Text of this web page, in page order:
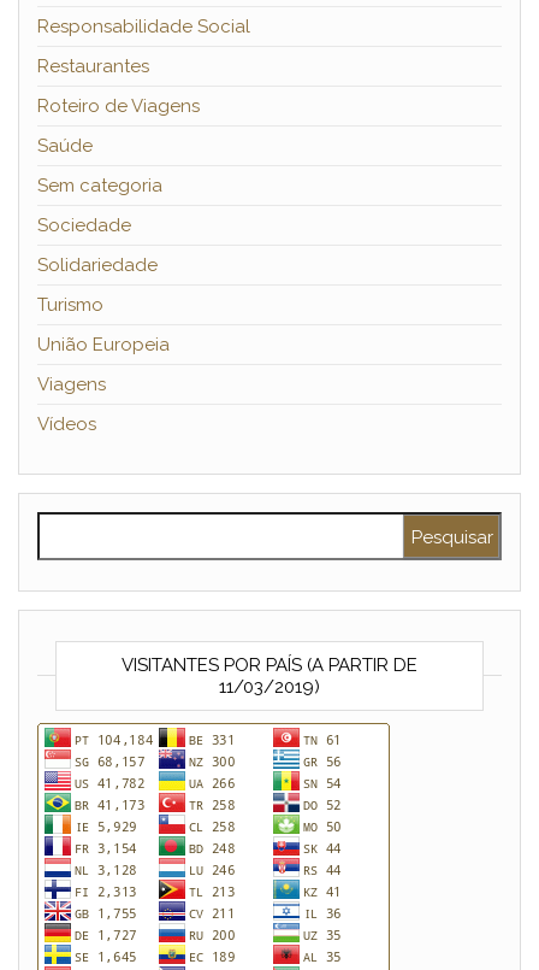
Responsabilidade Social
Restaurantes
Roteiro de Viagens
Saúde
Sem categoria
Sociedade
Solidariedade
Turismo
União Europeia
Viagens
Vídeos
VISITANTES POR PAÍS (A PARTIR DE
11/03/2019)